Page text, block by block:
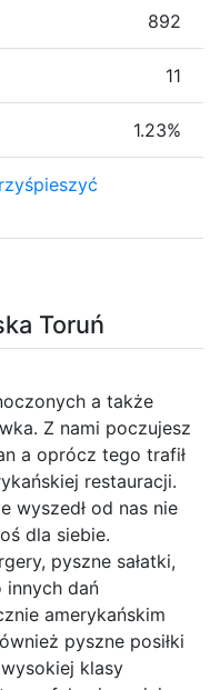
Toruń
a także
Z nami poczujesz
a oprócz tego trafił
restauracji.
wyszedł od nas nie
dla siebie.
pyszne sałatki,
innych dań
amerykańskim
pyszne posiłki
klasy
892
11
1.23%